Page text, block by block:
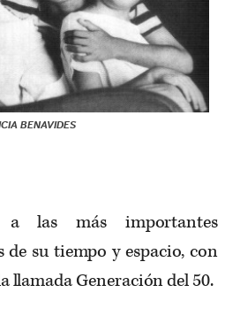
BENAVIDES
las más importantes
de su tiempo y espacio, con
llamada Generación del 50.